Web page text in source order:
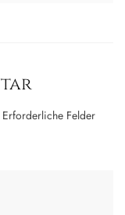
Erforderliche Felder